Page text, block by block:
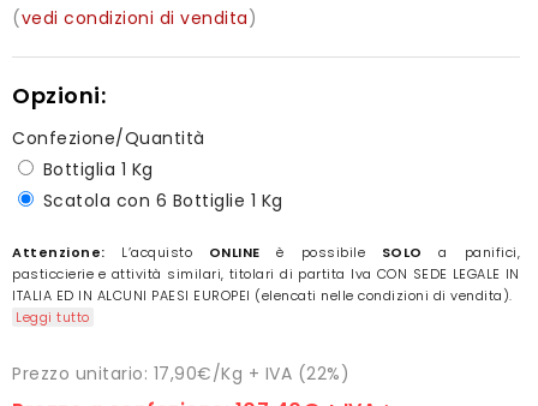
(vedi condizioni di vendita)
Opzioni:
Confezione/Quantità
Bottiglia 1 Kg
Scatola con 6 Bottiglie 1 Kg
Attenzione: L’acquisto ONLINE è possibile SOLOa panifici,
pasticcierie e attività similari, titolari di partita Iva CON SEDE LEGALE IN
ITALIA ED IN ALCUNI PAESI EUROPEI (elencati nelle condizioni di vendita).
Leggi tutto
Prezzo unitario: 17,90€/Kg + IVA (22%)